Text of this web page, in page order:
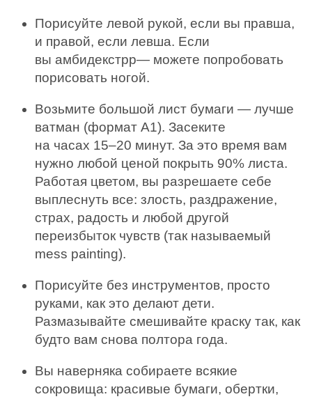
Порисуйте левой рукой, если вы правша,
и правой, если левша. Если
вы амбидекстрр— можете попробовать
порисовать ногой.
Возьмите большой лист бумаги — лучше
ватман (формат А1). Засеките
на часах 15–20 минут. За это время вам
нужно любой ценой покрыть 90% листа.
Работая цветом, вы разрешаете себе
выплеснуть все: злость, раздражение,
страх, радость и любой другой
переизбыток чувств (так называемый
mess painting).
Порисуйте без инструментов, просто
руками, как это делают дети.
Размазывайте смешивайте краску так, как
будто вам снова полтора года.
Вы наверняка собираете всякие
сокровища: красивые бумаги, обертки,